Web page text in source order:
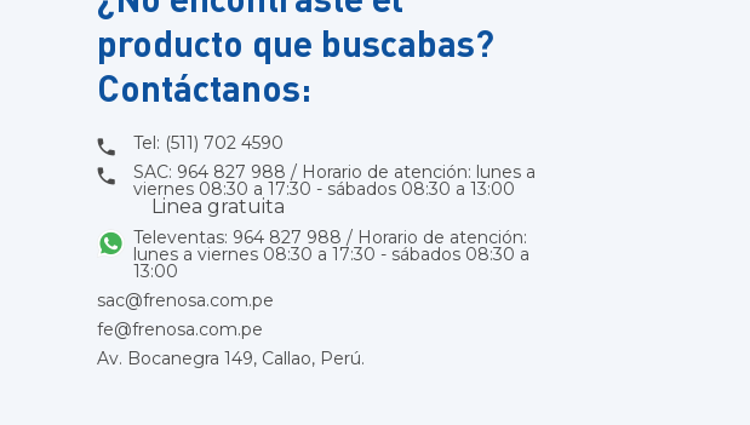
producto que buscabas?
Contáctanos:
Tel: (511) 702 4590
SAC: 964 827 988 / Horario de atención: lunes a
viernes 08:30 a 17:30 - sábados 08:30 a 13:00
Linea gratuita
Televentas: 964 827 988 / Horario de atención:
lunes a viernes 08:30 a 17:30 - sábados 08:30 a
13:00
sac@frenosa.com.pe
fe@frenosa.com.pe
Av. Bocanegra 149, Callao, Perú.